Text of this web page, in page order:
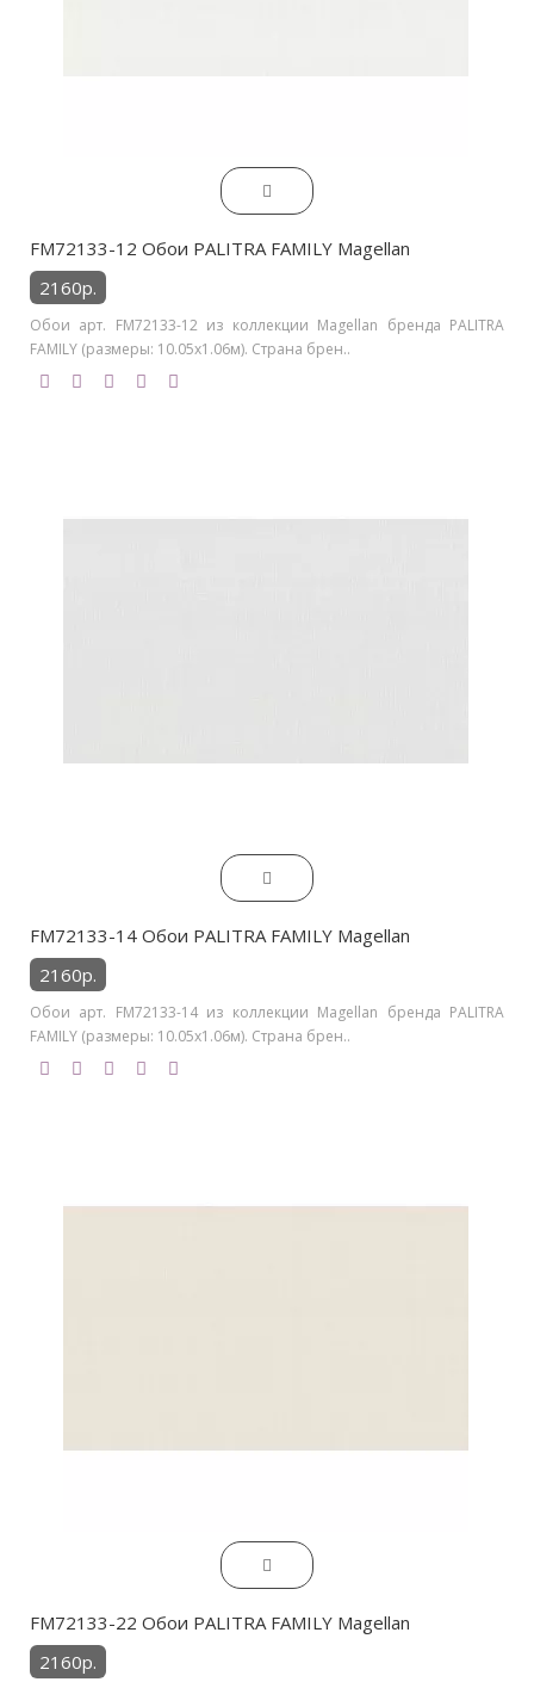
FM72133-12 Обои PALITRA FAMILY Magellan
2160р.
Обои арт. FM72133-12 из коллекции Magellan бренда PALITRA
FAMILY (размеры: 10.05х1.06м). Страна брен..
FM72133-14 Обои PALITRA FAMILY Magellan
2160р.
Обои арт. FM72133-14 из коллекции Magellan бренда PALITRA
FAMILY (размеры: 10.05х1.06м). Страна брен..
FM72133-22 Обои PALITRA FAMILY Magellan
2160р.